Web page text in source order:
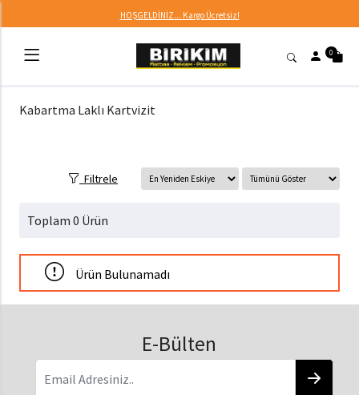
HOŞGELDİNİZ... Kargo Ücretsiz!
0
Kabartma Laklı Kartvizit
Filtrele
Toplam 0 Ürün
Ürün Bulunamadı
E-Bülten